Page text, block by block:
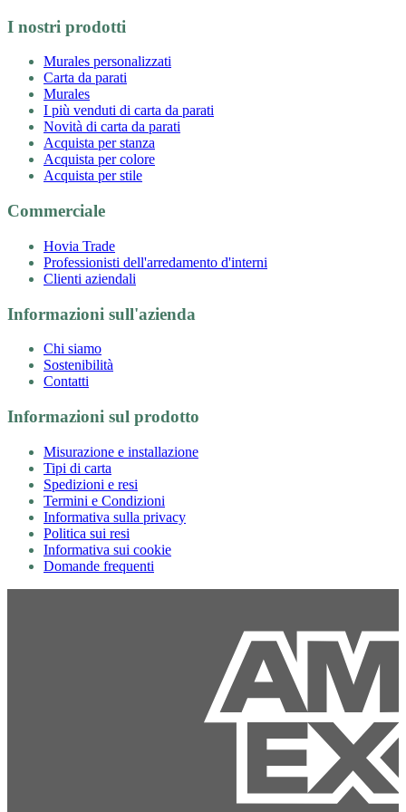
I nostri prodotti
Murales personalizzati
Carta da parati
Murales
I più venduti di carta da parati
Novità di carta da parati
Acquista per stanza
Acquista per colore
Acquista per stile
Commerciale
Hovia Trade
Professionisti dell'arredamento d'interni
Clienti aziendali
Informazioni sull'azienda
Chi siamo
Sostenibilità
Contatti
Informazioni sul prodotto
Misurazione e installazione
Tipi di carta
Spedizioni e resi
Termini e Condizioni
Informativa sulla privacy
Politica sui resi
Informativa sui cookie
Domande frequenti